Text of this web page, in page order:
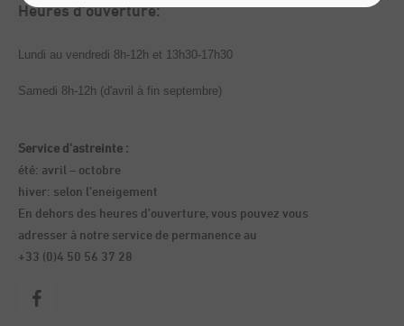
Heures d’ouverture:
Lundi au vendredi 8h-12h et 13h30-17h30
Samedi 8h-12h (d'avril à fin septembre)
Service d'astreinte :
été: avril – octobre
hiver: selon l’eneigement
En dehors des heures d’ouverture, vous pouvez vous
adresser à notre service de permanence au
+33 (0)4 50 56 37 28